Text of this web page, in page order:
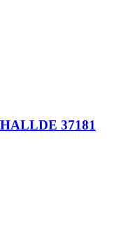
37181